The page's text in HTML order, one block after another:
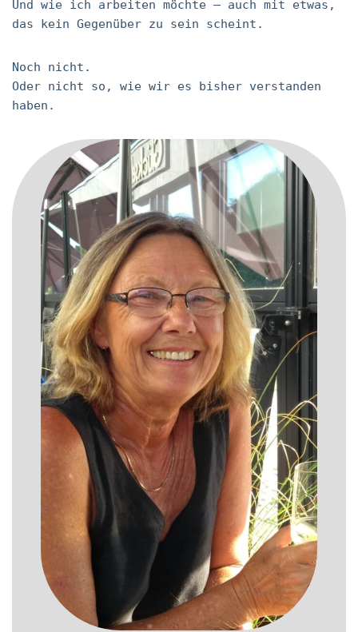
Und wie ich arbeiten möchte – auch mit etwas,
das kein Gegenüber zu sein scheint.
Noch nicht.
Oder nicht so, wie wir es bisher verstanden
haben.